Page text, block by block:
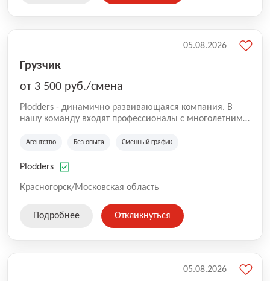
Грузчик
от 3 500 руб./смена
Plodders - динамично развивающаяся компания. В
нашу команду входят профессионалы с многолетним
на рынке аутсорсинга, а накопленный опыт позволяют
оказываемых услуг.
Агентство Без опыта Сменный график
Plodders
Красногорск/Московская область
05.08.2026
Подробнее Откликнуться
05.08.2026